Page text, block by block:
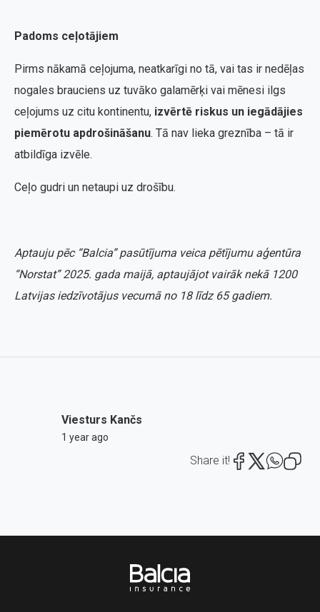
Padoms ceļotājiem
Pirms nākamā ceļojuma, neatkarīgi no tā, vai tas ir nedēļas
nogales brauciens uz tuvāko galamērķi vai mēnesi ilgs
ceļojums uz citu kontinentu, izvērtē riskus un iegādājies
piemērotu apdrošināšanu. Tā nav lieka greznība – tā ir
atbildīga izvēle.
Ceļo gudri un netaupi uz drošību.
Aptauju pēc “Balcia” pasūtījuma veica pētījumu aģentūra
“Norstat” 2025. gada maijā, aptaujājot vairāk nekā 1200
Latvijas iedzīvotājus vecumā no 18 līdz 65 gadiem.
Viesturs Kančs
1 year ago
Share it!